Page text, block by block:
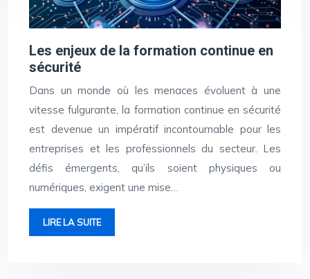
Les enjeux de la formation continue en
sécurité
Dans un monde où les menaces évoluent à une
vitesse fulgurante, la formation continue en sécurité
est devenue un impératif incontournable pour les
entreprises et les professionnels du secteur. Les
défis émergents, qu’ils soient physiques ou
numériques, exigent une mise…
LIRE LA SUITE